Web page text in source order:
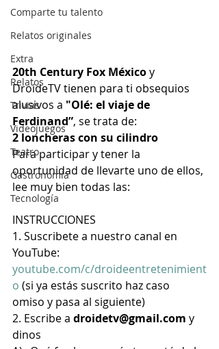
Comparte tu talento
Relatos originales
Extra
Relatos
Trivias
Videojuegos
Teatro
Gastronomía
Tecnología
20th Century Fox México y
DroideTV tienen para ti obsequios
alusivos a "Olé: el viaje de
Ferdinand”, se trata de:
2 loncheras con su cilindro
Para participar y tener la
oportunidad de llevarte uno de ellos,
lee muy bien todas las:
INSTRUCCIONES
1. Suscribete a nuestro canal en
YouTube:
youtube.com/c/droideentretenimient
o (si ya estás suscrito haz caso
omiso y pasa al siguiente)
2. Escribe a droidetv@gmail.com y
dinos